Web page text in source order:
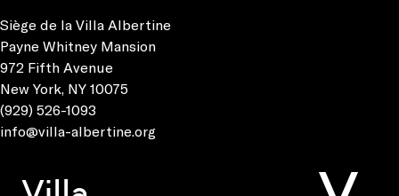
Siège de la Villa Albertine
Payne Whitney Mansion
972 Fifth Avenue
New York, NY 10075
(929) 526-1093
info@villa-albertine.org